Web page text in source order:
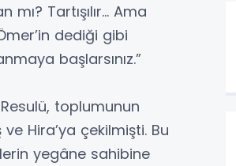
Tartışılır… Ama
dediği gibi
başlarsınız.”
toplumunun
ve Hira’ya çekilmişti. Bu
yegâne sahibine